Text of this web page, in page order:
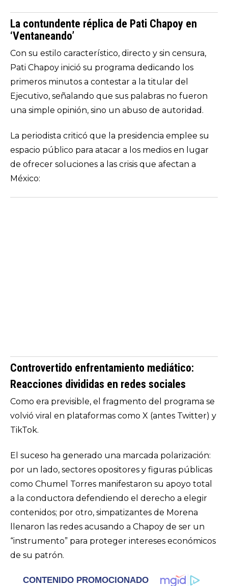
La contundente réplica de Pati Chapoy en
‘Ventaneando’
Con su estilo característico, directo y sin censura,
Pati Chapoy inició su programa dedicando los
primeros minutos a contestar a la titular del
Ejecutivo, señalando que sus palabras no fueron
una simple opinión, sino un abuso de autoridad.
La periodista criticó que la presidencia emplee su
espacio público para atacar a los medios en lugar
de ofrecer soluciones a las crisis que afectan a
México:
Controvertido enfrentamiento mediático:
Reacciones divididas en redes sociales
Como era previsible, el fragmento del programa se
volvió viral en plataformas como X (antes Twitter) y
TikTok.
El suceso ha generado una marcada polarización:
por un lado, sectores opositores y figuras públicas
como Chumel Torres manifestaron su apoyo total
a la conductora defendiendo el derecho a elegir
contenidos; por otro, simpatizantes de Morena
llenaron las redes acusando a Chapoy de ser un
“instrumento” para proteger intereses económicos
de su patrón.